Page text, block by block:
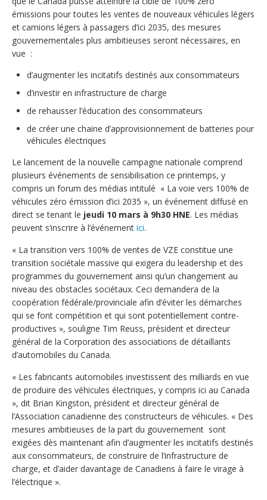
émissions pour toutes les ventes de nouveaux véhicules légers
et camions légers à passagers d’ici 2035, des mesures
gouvernementales plus ambitieuses seront nécessaires, en
vue :
d’augmenter les incitatifs destinés aux consommateurs
d’investir en infrastructure de charge
de rehausser l’éducation des consommateurs
de créer une chaine d’approvisionnement de batteries pour
véhicules électriques
Le lancement de la nouvelle campagne nationale comprend
plusieurs événements de sensibilisation ce printemps, y
compris un forum des médias intitulé « La voie vers 100% de
véhicules zéro émission d’ici 2035 », un événement diffusé en
direct se tenant le jeudi 10 mars à 9h30 HNE. Les médias
peuvent s’inscrire à l’événement ici.
« La transition vers 100% de ventes de VZE constitue une
transition sociétale massive qui exigera du leadership et des
programmes du gouvernement ainsi qu’un changement au
niveau des obstacles sociétaux. Ceci demandera de la
coopération fédérale/provinciale afin d’éviter les démarches
qui se font compétition et qui sont potentiellement contre-
productives », souligne Tim Reuss, président et directeur
général de la Corporation des associations de détaillants
d’automobiles du Canada.
« Les fabricants automobiles investissent des milliards en vue
de produire des véhicules électriques, y compris ici au Canada
», dit Brian Kingston, président et directeur général de
l’Association canadienne des constructeurs de véhicules. « Des
mesures ambitieuses de la part du gouvernement sont
exigées dès maintenant afin d’augmenter les incitatifs destinés
aux consommateurs, de construire de l’infrastructure de
charge, et d’aider davantage de Canadiens à faire le virage à
l’électrique ».